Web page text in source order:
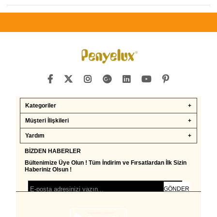
Kategoriler
Müşteri İlişkileri
Yardım
BIZDEN HABERLER
Bültenimize Üye Olun ! Tüm İndirim ve Fırsatlardan İlk Sizin
Haberiniz Olsun !
GÖNDER